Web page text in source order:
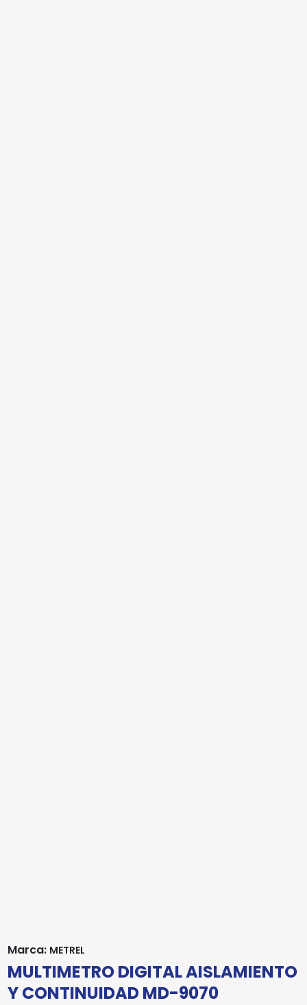
Marca: METREL
MULTIMETRO DIGITAL AISLAMIENTO
Y CONTINUIDAD MD-9070